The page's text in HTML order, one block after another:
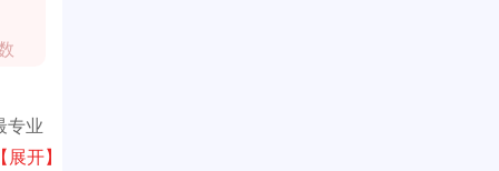
专业
【展开】